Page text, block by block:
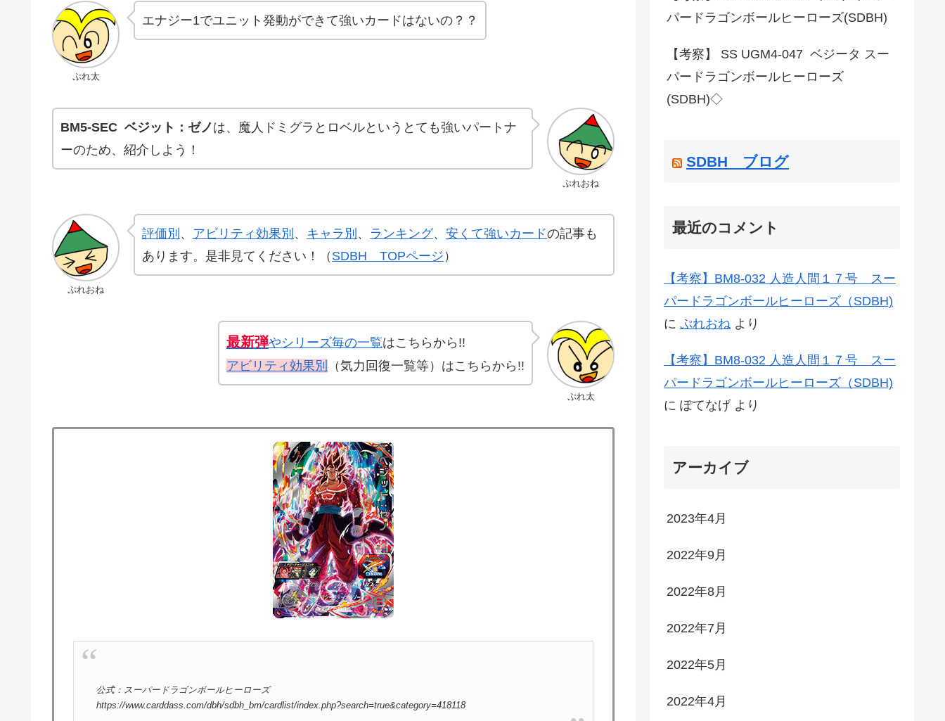
ぷれ太
エナジー1でユニット発動ができて強いカードはないの？？
ぷれおね
BM5-SEC ベジット：ゼノ は、魔人ドミグラとロベルというとても強いパートナ
ーのため、紹介しよう！
ぷれおね
評価別 、 アビリティ効果別 、 キャラ別 、 ランキング、 安くて強いカードの記事も
あります。是非見てください！（ SDBH TOPページ ）
ぷれ太
最新弾やシリーズ毎の一覧はこちらから!!
アビリティ効果別
（気力回復一覧等）はこちらから!!
公式：スーパードラゴンボールヒーローズ
https://www.carddass.com/dbh/sdbh_bm/cardlist/index.php?search=true&category=418118
パードラゴンボールヒーローズ(SDBH)
【考察】 SS UGM4-047 ベジータ スー
パードラゴンボールヒーローズ
(SDBH)◇
SDBH ブログ
最近のコメント
【考察】BM8-032 人造人間１７号 スー
パードラゴンボールヒーローズ（SDBH)
に ぷれおね より
【考察】BM8-032 人造人間１７号 スー
パードラゴンボールヒーローズ（SDBH)
に ぽてなげ より
アーカイブ
2023年4月
2022年9月
2022年8月
2022年7月
2022年5月
2022年4月